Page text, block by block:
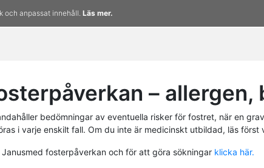
och anpassat innehåll. Läs mer.
– allergen,
bedömningar av eventuella risker för fostret, när en
i varje enskilt fall. Om du inte är medicinskt utbildad, läs först
fosterpåverkan och för att göra sökningar klicka här.